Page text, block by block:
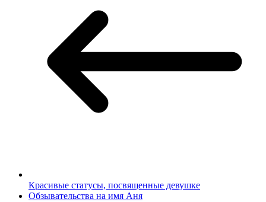
Красивые статусы, посвященные девушке
Обзывательства на имя Аня